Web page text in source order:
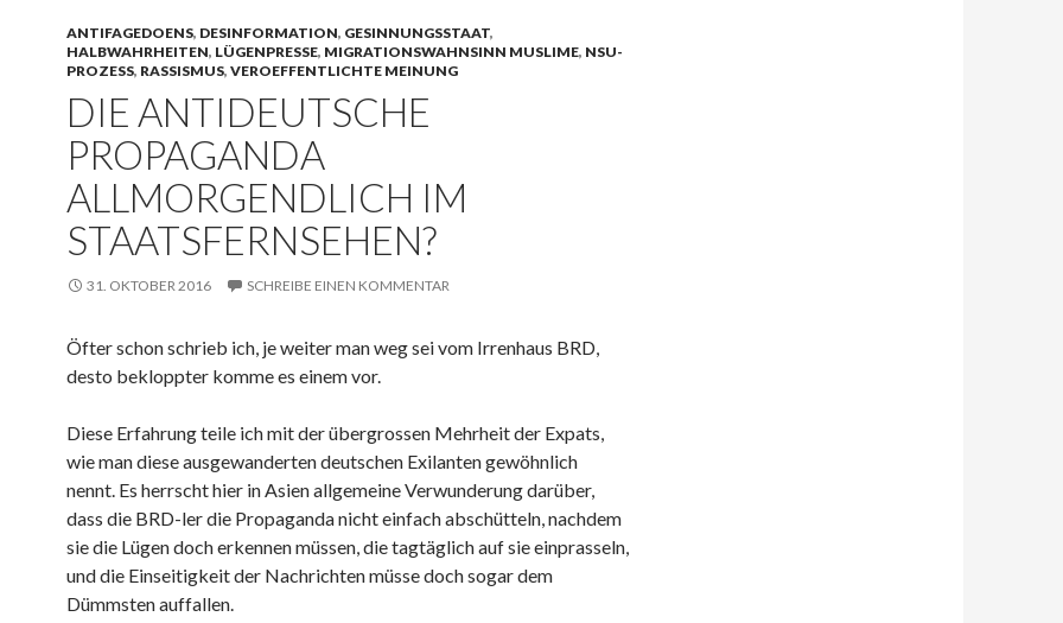
ANTIFAGEDOENS, DESINFORMATION, GESINNUNGSSTAAT,
HALBWAHRHEITEN, LÜGENPRESSE, MIGRATIONSWAHNSINN MUSLIME, NSU-
PROZESS, RASSISMUS, VEROEFFENTLICHTE MEINUNG
DIE ANTIDEUTSCHE
PROPAGANDA
ALLMORGENDLICH IM
STAATSFERNSEHEN?
31. OKTOBER 2016 SCHREIBE EINEN KOMMENTAR
Öfter schon schrieb ich, je weiter man weg sei vom Irrenhaus BRD,
desto bekloppter komme es einem vor.
Diese Erfahrung teile ich mit der übergrossen Mehrheit der Expats,
wie man diese ausgewanderten deutschen Exilanten gewöhnlich
nennt. Es herrscht hier in Asien allgemeine Verwunderung darüber,
dass die BRD-ler die Propaganda nicht einfach abschütteln, nachdem
sie die Lügen doch erkennen müssen, die tagtäglich auf sie einprasseln,
und die Einseitigkeit der Nachrichten müsse doch sogar dem
Dümmsten auffallen.